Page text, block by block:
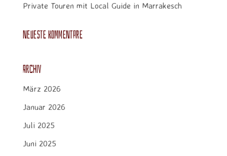
Private Touren mit Local Guide in Marrakesch
Neueste Kommentare
Archiv
März 2026
Januar 2026
Juli 2025
Juni 2025